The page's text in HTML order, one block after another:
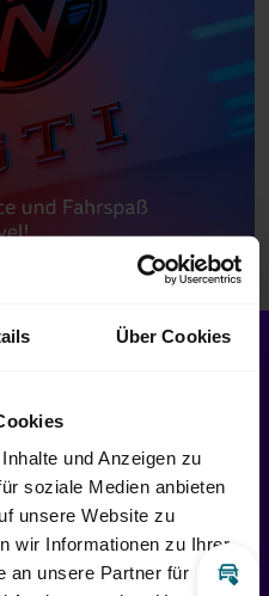
Über Cookies
und Anzeigen zu
soziale Medien anbieten
unsere Website zu
wir Informationen zu Ihrer
an unsere Partner für